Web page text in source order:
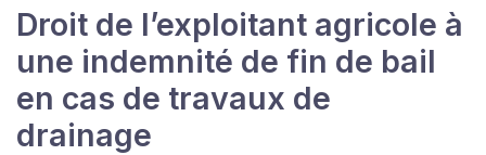
Droit de l’exploitant agricole à
une indemnité de fin de bail
en cas de travaux de
drainage